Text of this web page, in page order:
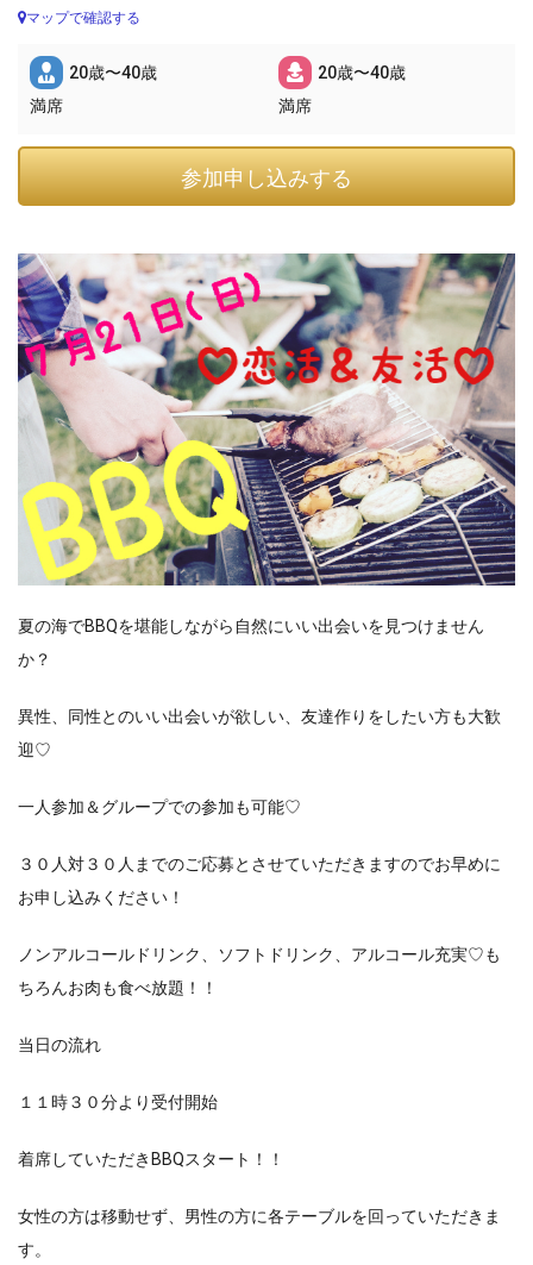
マップで確認する
20歳〜40歳
満席
20歳〜40歳
満席
参加申し込みする
夏の海でBBQを堪能しながら自然にいい出会いを見つけません
か？
異性、同性とのいい出会いが欲しい、友達作りをしたい方も大歓
迎♡
一人参加＆グループでの参加も可能♡
３０人対３０人までのご応募とさせていただきますのでお早めに
お申し込みください！
ノンアルコールドリンク、ソフトドリンク、アルコール充実♡も
ちろんお肉も食べ放題！！
当日の流れ
１１時３０分より受付開始
着席していただきBBQスタート！！
女性の方は移動せず、男性の方に各テーブルを回っていただきま
す。